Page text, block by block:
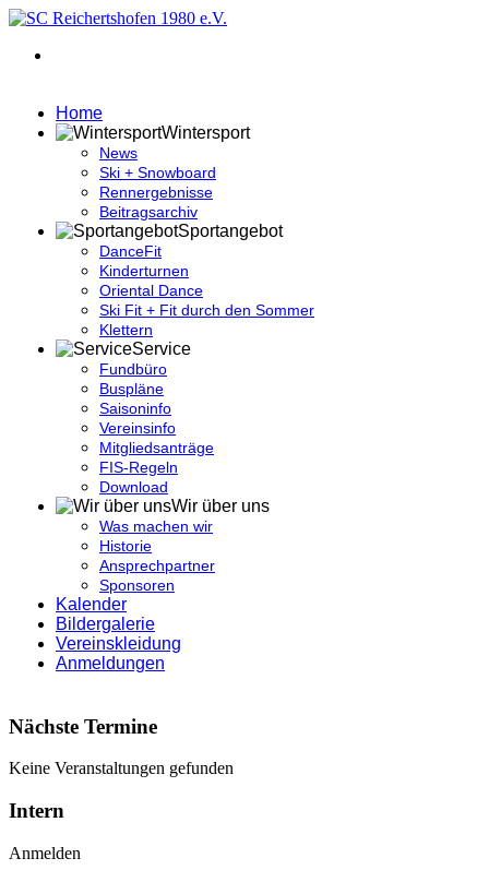
Home
Wintersport
News
Ski + Snowboard
Rennergebnisse
Beitragsarchiv
Sportangebot
DanceFit
Kinderturnen
Oriental Dance
Ski Fit + Fit durch den Sommer
Klettern
Service
Fundbüro
Buspläne
Saisoninfo
Vereinsinfo
Mitgliedsanträge
FIS-Regeln
Download
Wir über uns
Was machen wir
Historie
Ansprechpartner
Sponsoren
Kalender
Bildergalerie
Vereinskleidung
Anmeldungen
Nächste Termine
Keine Veranstaltungen gefunden
Intern
Anmelden